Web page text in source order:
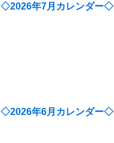
◇2026年7月カレンダー◇
◇2026年6月カレンダー◇